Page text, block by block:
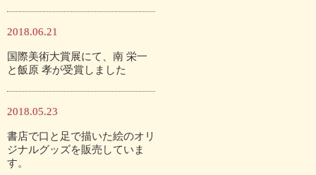
2018.06.21
国際美術大賞展にて、南 栄一
と飯原 孝が受賞しました
2018.05.23
書店で口と足で描いた絵のオリ
ジナルグッズを販売していま
す。